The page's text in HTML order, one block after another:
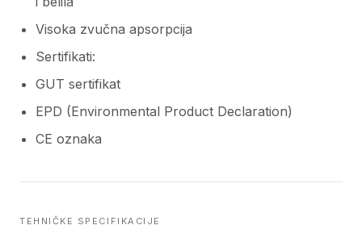
Visoka zvučna apsorpcija
Sertifikati:
GUT sertifikat
EPD (Environmental Product Declaration)
CE oznaka
TEHNIČKE SPECIFIKACIJE